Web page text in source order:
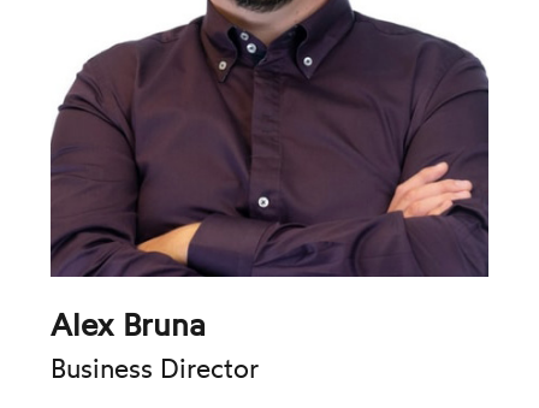
Alex Bruna
Business Director